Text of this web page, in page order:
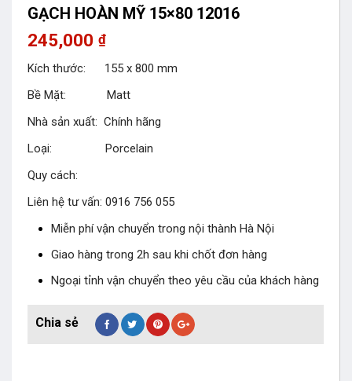
GẠCH HOÀN MỸ 15×80 12016
245,000 ₫
Kích thước: 155 x 800 mm
Bề Mặt: Matt
Nhà sản xuất: Chính hãng
Loại: Porcelain
Quy cách:
Liên hệ tư vấn: 0916 756 055
Miễn phí vận chuyển trong nội thành Hà Nội
Giao hàng trong 2h sau khi chốt đơn hàng
Ngoại tỉnh vận chuyển theo yêu cầu của khách hàng